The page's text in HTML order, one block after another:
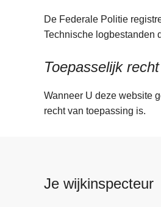
De Federale Politie
Technische logbestanden
Toepasselijk
Wanneer U deze website
recht van toepassing is.
Je wijkinspecteur